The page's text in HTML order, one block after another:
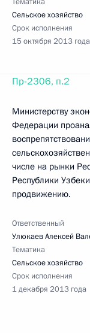
Сельское хозяйство
Срок исполнения
15 октября 2013 года
Пр-2306, п.2
Министерству
Федерации
числе на рынки
Республики
продвижению.
Ответственный
Улюкаев Алексей
Тематика
Сельское хозяйство
Срок исполнения
1 декабря 2013 года